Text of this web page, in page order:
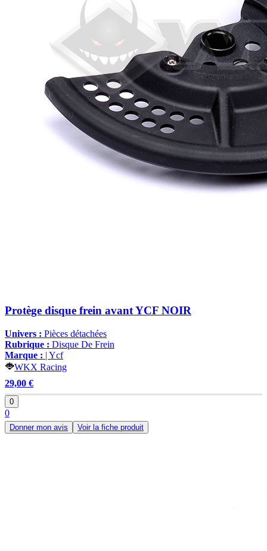
Protège disque frein avant YCF NOIR
Univers : Pièces détachées
Rubrique : Disque De Frein
Marque : | Ycf
WKX Racing
29,00 €
0
0
Donner mon avis Voir la fiche produit